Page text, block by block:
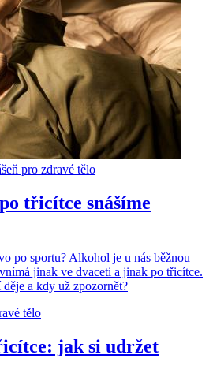
pro zdravé tělo
třicítce snášíme
po sportu? Alkohol je u nás běžnou
jinak ve dvaceti a jinak po třicítce.
a kdy už zpozornět?
tělo
jak si udržet